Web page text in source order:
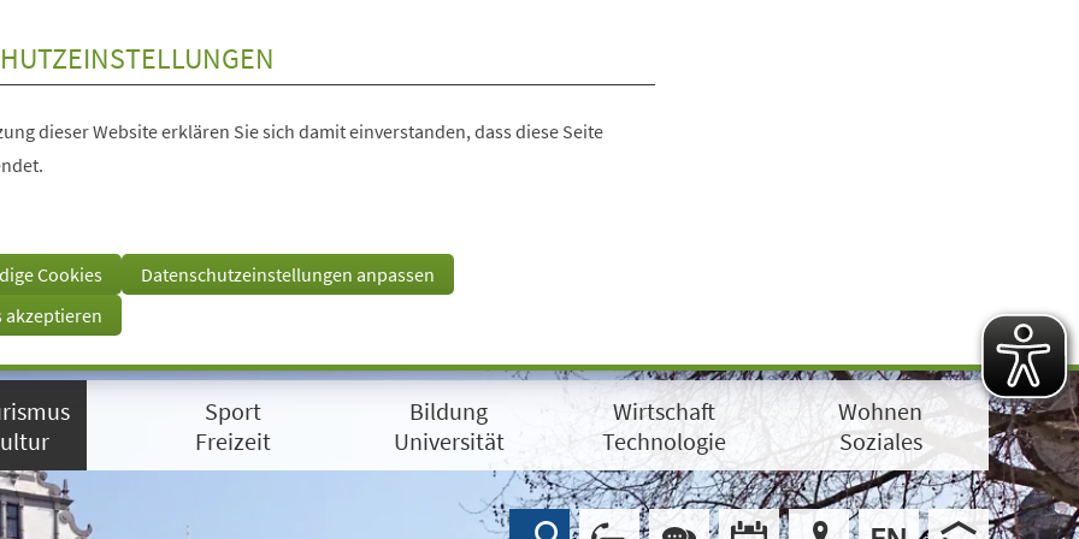
dieser Website erklären Sie sich damit einverstanden, dass diese Seite
Cookies
Datenschutzeinstellungen anpassen
akzeptieren
Sport
Freizeit
Bildung
Universität
Wirtschaft
Technologie
Wohnen
Soziales